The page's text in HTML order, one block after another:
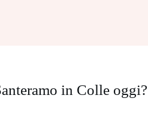
in Colle oggi?